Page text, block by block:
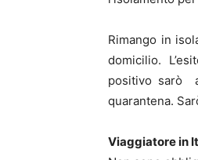
Rimango in
domicilio.
positivo sarò
quarantena.
Viaggiatore in